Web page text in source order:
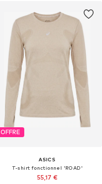
OFFRE
ASICS
T-shirt fonctionnel 'ROAD'
55,17 €